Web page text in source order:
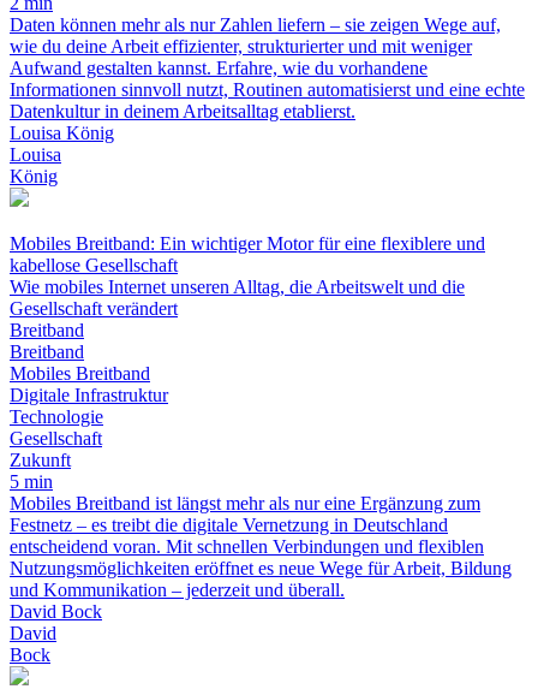
Daten können mehr als nur Zahlen liefern – sie zeigen Wege auf,
wie du deine Arbeit effizienter, strukturierter und mit weniger
Aufwand gestalten kannst. Erfahre, wie du vorhandene
Informationen sinnvoll nutzt, Routinen automatisierst und eine echte
Datenkultur in deinem Arbeitsalltag etablierst.
Louisa König
Louisa
König
Mobiles Breitband: Ein wichtiger Motor für eine flexiblere und
kabellose Gesellschaft
Wie mobiles Internet unseren Alltag, die Arbeitswelt und die
Gesellschaft verändert
Breitband
Breitband
Mobiles Breitband
Digitale Infrastruktur
Technologie
Gesellschaft
Zukunft
5 min
Mobiles Breitband ist längst mehr als nur eine Ergänzung zum
Festnetz – es treibt die digitale Vernetzung in Deutschland
entscheidend voran. Mit schnellen Verbindungen und flexiblen
Nutzungsmöglichkeiten eröffnet es neue Wege für Arbeit, Bildung
und Kommunikation – jederzeit und überall.
David Bock
David
Bock